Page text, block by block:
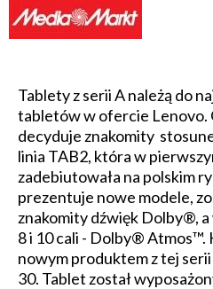
Tablety z serii A należą do
tabletów w ofercie Lenovo.
decyduje znakomity
linia TAB2, która w
zadebiutowała na polskim
prezentuje nowe modele,
znakomity dźwięk Dolby®,
8 i 10 cali - Dolby® Atmos™.
nowym produktem z tej
30. Tablet został